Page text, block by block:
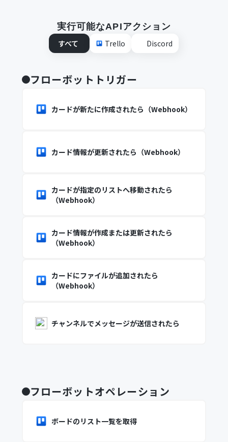
実行可能なAPIアクション
すべて
Trello Discord
フローボットトリガー
カードが新たに作成されたら（Webhook）
カード情報が更新されたら（Webhook）
カードが指定のリストへ移動されたら
（Webhook）
カード情報が作成または更新されたら
（Webhook）
カードにファイルが追加されたら
（Webhook）
チャンネルでメッセージが送信されたら
フローボットオペレーション
ボードのリスト一覧を取得